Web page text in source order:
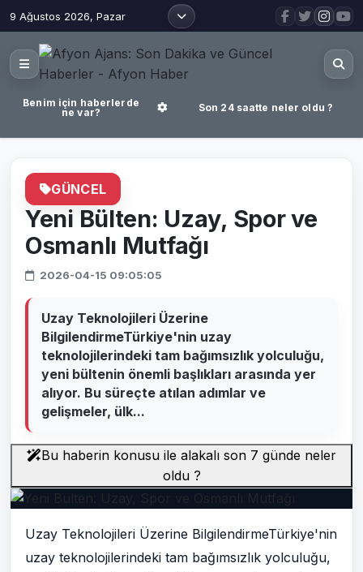
9 Ağustos 2026, Pazar
Benim için haberlerde
ne var?
Son 24 saatte neler oldu ?
GÜNCEL
Yeni Bülten: Uzay, Spor ve
Osmanlı Mutfağı
2026-04-15 09:05:05
Uzay Teknolojileri Üzerine
BilgilendirmeTürkiye'nin uzay
teknolojilerindeki tam bağımsızlık yolculuğu,
yeni bültenin önemli başlıkları arasında yer
alıyor. Bu süreçte atılan adımlar ve
gelişmeler, ülk...
Bu haberin konusu ile alakalı son 7 günde neler
oldu ?
Uzay Teknolojileri Üzerine BilgilendirmeTürkiye'nin
uzay teknolojilerindeki tam bağımsızlık yolculuğu,